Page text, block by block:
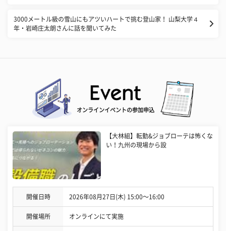
3000メートル級の雪山にもアツいハートで挑む登山家！ 山梨大学４
年・岩崎庄太朗さんに話を聞いてみた
オンラインイベントの参加申込
【大林組】転勤&ジョブローテは怖くな
い！九州の現場から設
開催日時 2026年08月27日(木) 15:00〜16:00
開催場所 オンラインにて実施